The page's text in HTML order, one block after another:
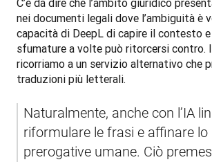
C’è da dire che l’ambito giuridico
nei documenti legali dove l’ambiguità è
capacità di DeepL di capire il contesto
sfumature a volte può ritorcersi contro.
ricorriamo a un servizio alternativo che
traduzioni più letterali.
Naturalmente, anche con l’IA
riformulare le frasi e affinare lo
prerogative umane. Ciò